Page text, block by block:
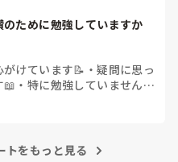
ために勉強していますか
けています📝 ・疑問に思っ
📖 ・ 特に勉強していません・
てください）
トをもっと見る